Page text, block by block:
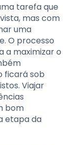
tarefa que
mas com
uma
O processo
a maximizar o
ficará sob
Viajar
bom
etapa da